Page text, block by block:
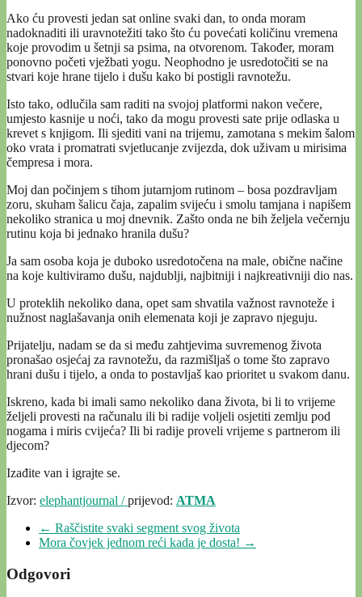
Ako ću provesti jedan sat online svaki dan, to onda moram
nadoknaditi ili uravnotežiti tako što ću povećati količinu vremena
koje provodim u šetnji sa psima, na otvorenom. Također, moram
ponovno početi vježbati yogu. Neophodno je usredotočiti se na
stvari koje hrane tijelo i dušu kako bi postigli ravnotežu.
Isto tako, odlučila sam raditi na svojoj platformi nakon večere,
umjesto kasnije u noći, tako da mogu provesti sate prije odlaska u
krevet s knjigom. Ili sjediti vani na trijemu, zamotana s mekim šalom
oko vrata i promatrati svjetlucanje zvijezda, dok uživam u mirisima
čempresa i mora.
Moj dan počinjem s tihom jutarnjom rutinom – bosa pozdravljam
zoru, skuham šalicu čaja, zapalim svijeću i smolu tamjana i napišem
nekoliko stranica u moj dnevnik. Zašto onda ne bih željela večernju
rutinu koja bi jednako hranila dušu?
Ja sam osoba koja je duboko usredotočena na male, obične načine
na koje kultiviramo dušu, najdublji, najbitniji i najkreativniji dio nas.
U proteklih nekoliko dana, opet sam shvatila važnost ravnoteže i
nužnost naglašavanja onih elemenata koji je zapravo njeguju.
Prijatelju, nadam se da si među zahtjevima suvremenog života
pronašao osjećaj za ravnotežu, da razmišljaš o tome što zapravo
hrani dušu i tijelo, a onda to postavljaš kao prioritet u svakom danu.
Iskreno, kada bi imali samo nekoliko dana života, bi li to vrijeme
željeli provesti na računalu ili bi radije voljeli osjetiti zemlju pod
nogama i miris cvijeća? Ili bi radije proveli vrijeme s partnerom ili
djecom?
Izađite van i igrajte se.
Izvor: elephantjournal /prijevod: ATMA
← Raščistite svaki segment svog života
Mora čovjek jednom reći kada je dosta! →
Odgovori